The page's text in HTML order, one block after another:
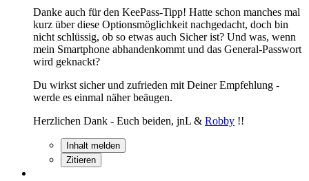
Danke auch für den KeePass-Tipp! Hatte schon manches mal
kurz über diese Optionsmöglichkeit nachgedacht, doch bin
nicht schlüssig, ob so etwas auch Sicher ist? Und was, wenn
mein Smartphone abhandenkommt und das General-Passwort
wird geknackt?
Du wirkst sicher und zufrieden mit Deiner Empfehlung -
werde es einmal näher beäugen.
Herzlichen Dank - Euch beiden, jnL & Robby !!
Inhalt melden
Zitieren